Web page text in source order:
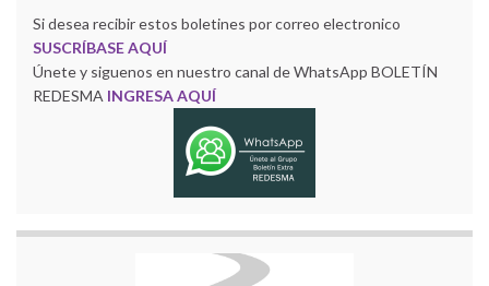
Si desea recibir estos boletines por correo electronico
SUSCRÍBASE AQUÍ
Únete y siguenos en nuestro canal de WhatsApp BOLETÍN
REDESMA INGRESA AQUÍ